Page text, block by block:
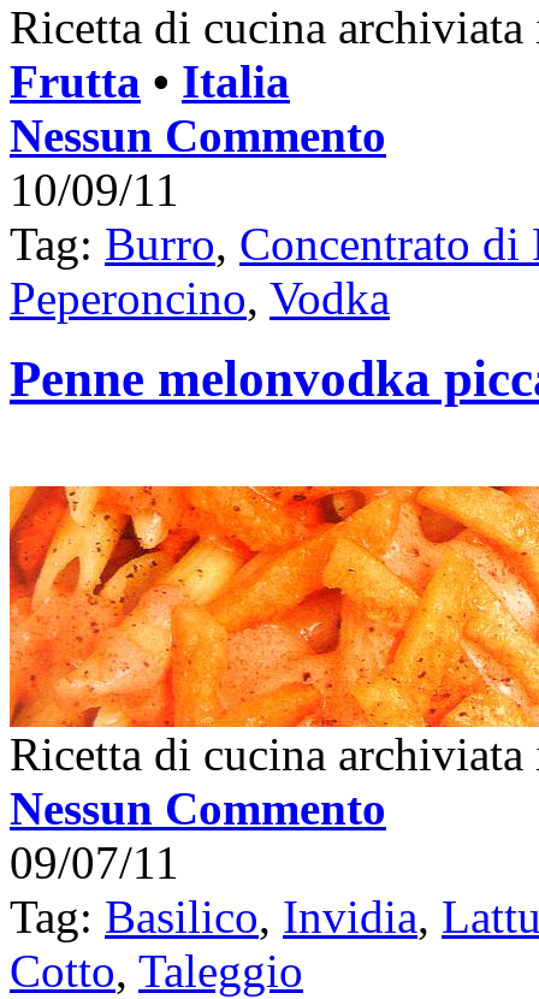
Ricetta di cucina
Frutta • Italia
Nessun Commento
10/09/11
Tag: Burro, Concentrato di
Peperoncino, Vodka
Penne melonvodka
Ricetta di cucina
Nessun Commento
09/07/11
Tag: Basilico, Invidia,
Cotto, Taleggio